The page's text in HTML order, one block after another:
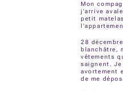
Mon
j’arrive
petit
28
blanchâtre,
vêtements
saignent.
avortement
de me